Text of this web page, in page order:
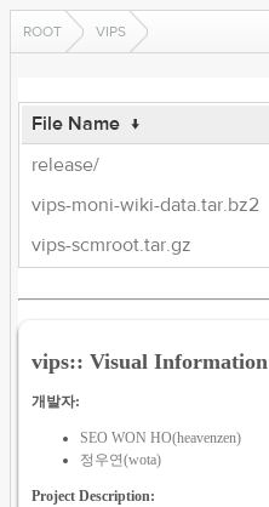
ROOT VIPS
File Name ↓
release/
vips-moni-wiki-data.tar.bz2
vips-scmroot.tar.gz
vips:: Visual Information
개발자:
SEO WON HO(heavenzen)
정우연(wota)
Project Description: